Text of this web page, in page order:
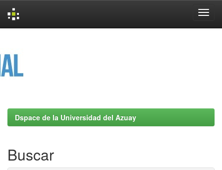
Dspace de la Universidad del Azuay
Buscar